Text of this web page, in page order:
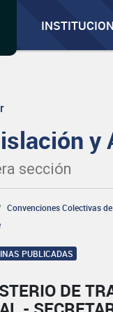
y
sección
Convenciones Colectivas
PUBLICADAS
DE